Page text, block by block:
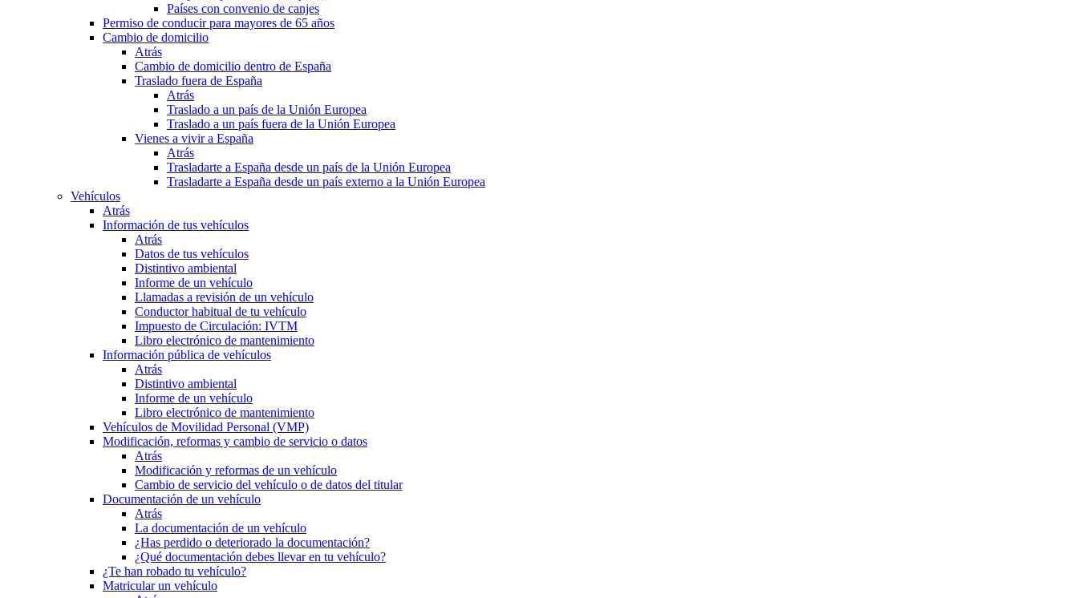
Países con convenio de canjes
Permiso de conducir para mayores de 65 años
Cambio de domicilio
Atrás
Cambio de domicilio dentro de España
Traslado fuera de España
Atrás
Traslado a un país de la Unión Europea
Traslado a un país fuera de la Unión Europea
Vienes a vivir a España
Atrás
Trasladarte a España desde un país de la Unión Europea
Trasladarte a España desde un país externo a la Unión Europea
Vehículos
Atrás
Información de tus vehículos
Atrás
Datos de tus vehículos
Distintivo ambiental
Informe de un vehículo
Llamadas a revisión de un vehículo
Conductor habitual de tu vehículo
Impuesto de Circulación: IVTM
Libro electrónico de mantenimiento
Información pública de vehículos
Atrás
Distintivo ambiental
Informe de un vehículo
Libro electrónico de mantenimiento
Vehículos de Movilidad Personal (VMP)
Modificación, reformas y cambio de servicio o datos
Atrás
Modificación y reformas de un vehículo
Cambio de servicio del vehículo o de datos del titular
Documentación de un vehículo
Atrás
La documentación de un vehículo
¿Has perdido o deteriorado la documentación?
¿Qué documentación debes llevar en tu vehículo?
¿Te han robado tu vehículo?
Matricular un vehículo